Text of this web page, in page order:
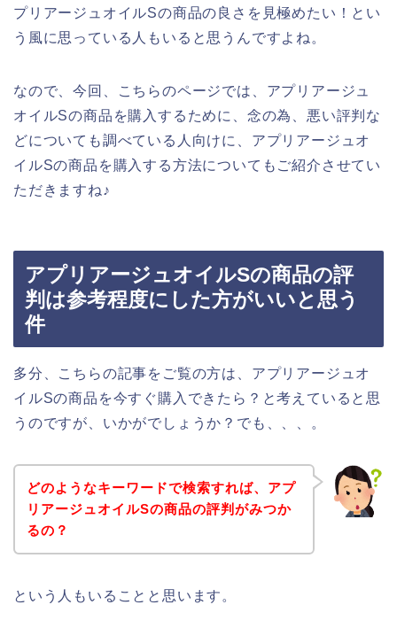
プリアージュオイルSの商品の良さを見極めたい！とい
う風に思っている人もいると思うんですよね。
なので、今回、こちらのページでは、アプリアージュ
オイルSの商品を購入するために、念の為、悪い評判な
どについても調べている人向けに、アプリアージュオ
イルSの商品を購入する方法についてもご紹介させてい
ただきますね♪
アプリアージュオイルSの商品の評
判は参考程度にした方がいいと思う
件
多分、こちらの記事をご覧の方は、アプリアージュオ
イルSの商品を今すぐ購入できたら？と考えていると思
うのですが、いかがでしょうか？でも、、、。
どのようなキーワードで検索すれば、アプ
リアージュオイルSの商品の評判がみつか
るの？
という人もいることと思います。